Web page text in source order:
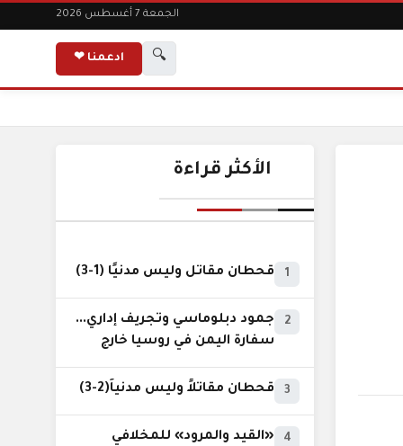
الجمعة 7 أغسطس 2026
🔍 ادعمنا ❤
الأكثر قراءة
1 قحطان مقاتل وليس مدنيًا (1-3)
2
جمود دبلوماسي وتجريف إداري...
سفارة اليمن في روسيا خارج
3 قحطان مقاتلاً وليس مدنياً(2-3)
4
«القيد والمرود» للمخلافي